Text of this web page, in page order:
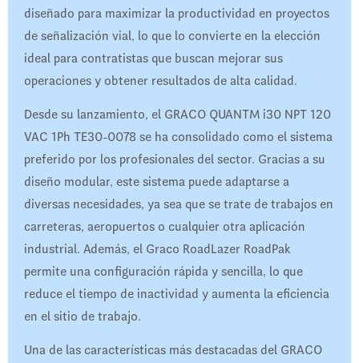
diseñado para maximizar la productividad en proyectos
de señalización vial, lo que lo convierte en la elección
ideal para contratistas que buscan mejorar sus
operaciones y obtener resultados de alta calidad.
Desde su lanzamiento, el GRACO QUANTM i30 NPT 120
VAC 1Ph TE30-0078 se ha consolidado como el sistema
preferido por los profesionales del sector. Gracias a su
diseño modular, este sistema puede adaptarse a
diversas necesidades, ya sea que se trate de trabajos en
carreteras, aeropuertos o cualquier otra aplicación
industrial. Además, el Graco RoadLazer RoadPak
permite una configuración rápida y sencilla, lo que
reduce el tiempo de inactividad y aumenta la eficiencia
en el sitio de trabajo.
Una de las características más destacadas del GRACO